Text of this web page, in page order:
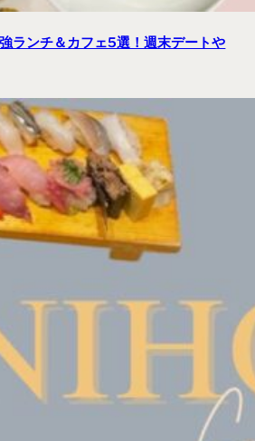
ランチ＆カフェ5選！週末デートや